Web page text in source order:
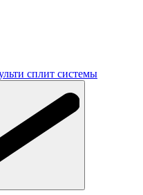
сплит системы